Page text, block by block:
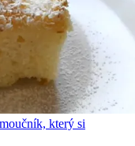
který si